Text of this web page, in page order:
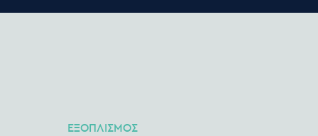
ΕΞΟΠΛΙΣΜΟΣ